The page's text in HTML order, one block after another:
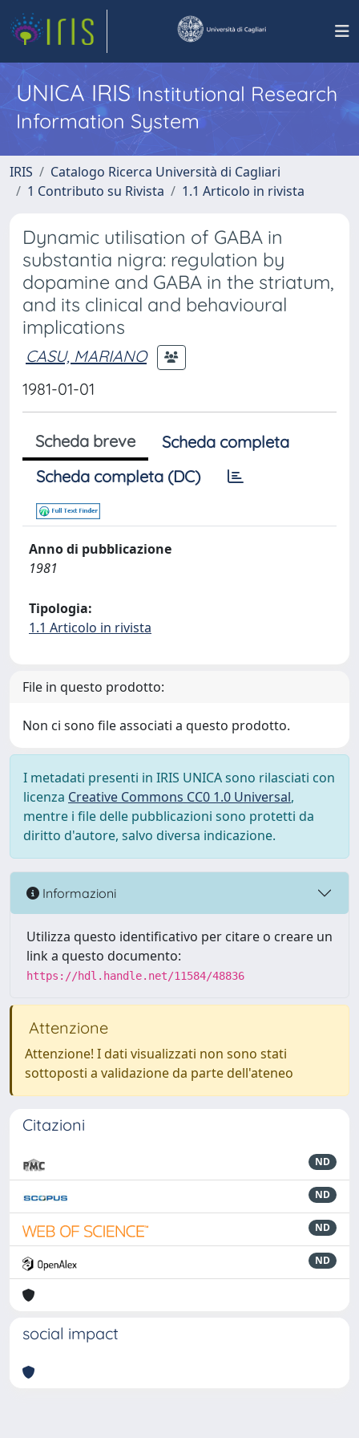
UNICA IRISInstitutional Research
Information System
IRIS
Catalogo Ricerca Università di Cagliari
1 Contributo su Rivista
1.1 Articolo in rivista
Dynamic utilisation of GABA in
substantia nigra: regulation by
dopamine and GABA in the striatum,
and its clinical and behavioural
implications
CASU, MARIANO
1981-01-01
Scheda breve
Scheda completa
Scheda completa (DC)
Anno di pubblicazione
1981
Tipologia:
1.1 Articolo in rivista
File in questo prodotto:
Non ci sono file associati a questo prodotto.
I metadati presenti in IRIS UNICA sono rilasciati con
licenza Creative Commons CC0 1.0 Universal,
mentre i file delle pubblicazioni sono protetti da
diritto d'autore, salvo diversa indicazione.
Informazioni
Utilizza questo identificativo per citare o creare un
link a questo documento:
https://hdl.handle.net/11584/48836
Attenzione
Attenzione! I dati visualizzati non sono stati
sottoposti a validazione da parte dell'ateneo
Citazioni
ND
ND
ND
ND
social impact